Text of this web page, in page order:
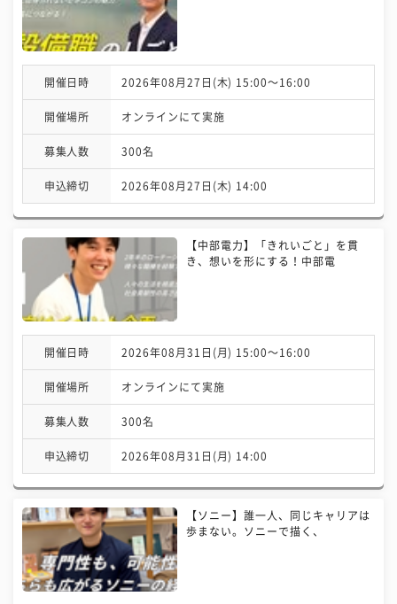
開催日時 2026年08月27日(木) 15:00〜16:00
開催場所 オンラインにて実施
募集人数 300名
申込締切 2026年08月27日(木) 14:00
【中部電力】「きれいごと」を貫
き、想いを形にする！中部電
開催日時 2026年08月31日(月) 15:00〜16:00
開催場所 オンラインにて実施
募集人数 300名
申込締切 2026年08月31日(月) 14:00
【ソニー】誰一人、同じキャリアは
歩まない。ソニーで描く、